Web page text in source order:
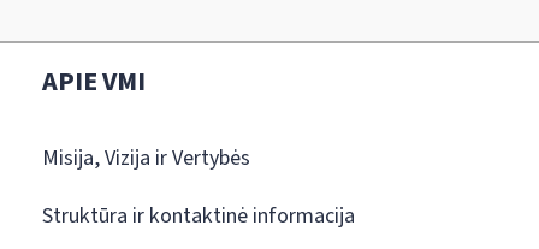
APIE VMI
Misija, Vizija ir Vertybės
Struktūra ir kontaktinė informacija